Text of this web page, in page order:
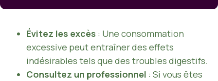
Évitez les excès : Une consommation
excessive peut entraîner des effets
indésirables tels que des troubles digestifs.
Consultez un professionnel : Si vous êtes